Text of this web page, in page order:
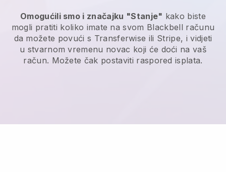
Omogućili smo i značajku "Stanje" kako biste
mogli pratiti koliko imate na svom Blackbell računu
da možete povući s Transferwise ili Stripe, i vidjeti
u stvarnom vremenu novac koji će doći na vaš
račun. Možete čak postaviti raspored isplata.